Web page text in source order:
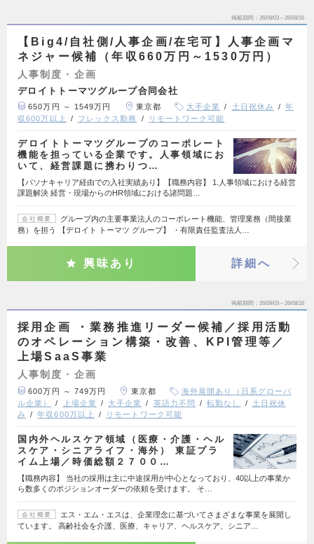
掲載期間 26/08/03～26/08/16
【Big4/自社側/人事企画/在宅可】人事企画マ
ネジャー候補（年収660万円～1530万円）
人事制度・企画
デロイトトーマツグループ合同会社
650万円 ～ 1549万円 東京都 大手企業 土日祝休み
年
収600万以上
フレックス勤務 リモートワーク可能
デロイトトーマツグループのコーポレート
機能を担っている企業です。人事領域にお
いて、経営課題に携わりつ…
【パソナキャリア経由での入社実績あり】【職務内容】 1.人事領域における経営
課題解決 経営・現場からのHR領域における諸問題…
会社概要
グループ内の主要事業法人のコーポレート機能、管理業務（間接業
務）を担う 【デロイト トーマツ グループ】 ・有限責任監査法人…
興味あり 詳細へ
掲載期間 26/08/03～26/08/16
採用企画 ・業務推進リーダー候補／採用活動
のオペレーション構築・改善、KPI管理等／
上場SaaS事業
人事制度・企画
600万円 ～ 749万円 東京都
海外展開あり（日系グローバ
ル企業）
上場企業 大手企業 英語力不問 転勤なし
土日祝休
み
年収600万以上 リモートワーク可能
国内外ヘルスケア領域（医療・介護・ヘル
スケア・シニアライフ・海外） 東証プラ
イム上場／時価総額２７００…
【職務内容】 当社の採用は主に中途採用が中心となっており、40以上の事業か
ら数多くのポジションオーダーの依頼を受けます。 そ…
会社概要
エス・エム・エスは、企業理念に基づいてさまざまな事業を展開し
ています。 高齢社会を介護、医療、キャリア、ヘルスケア、シニア…